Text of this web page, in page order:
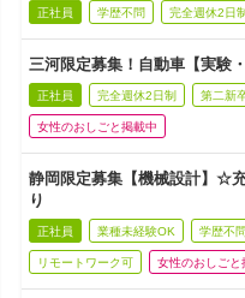
正社員 学歴不問 完全週休2日制
三河限定募集！自動車【実
正社員 完全週休2日制 第二新
女性のおしごと掲載中
静岡限定募集【機械設計】☆
り
正社員 業種未経験OK 学歴不問
リモートワーク可 女性のおしごと